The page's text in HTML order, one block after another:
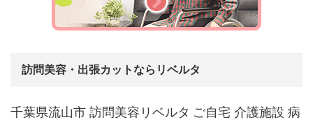
訪問美容・出張カットならリベルタ
千葉県流山市 訪問美容リベルタ ご自宅 介護施設 病